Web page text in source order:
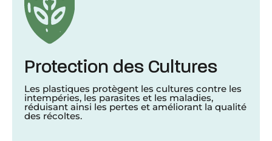
Protection des Cultures
Les plastiques protègent les cultures contre les
intempéries, les parasites et les maladies,
réduisant ainsi les pertes et améliorant la qualité
des récoltes.